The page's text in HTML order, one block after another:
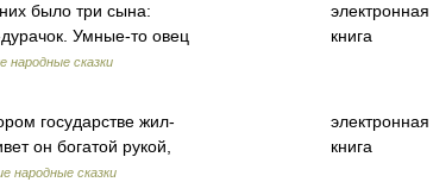
было три сына:
Умные-то овец
народные сказки
электронная
книга
государстве жил-
он богатой рукой,
народные сказки
электронная
книга